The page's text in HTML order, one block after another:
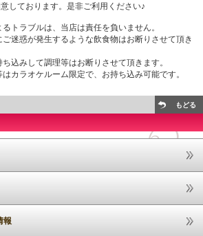
しております。是非ご利用ください♪
トラブルは、当店は責任を負いません。
迷惑が発生するような飲食物はお断りさせて頂き
込みして調理等はお断りさせて頂きます。
カラオケルーム限定で、お持ち込み可能です。
もどる
報